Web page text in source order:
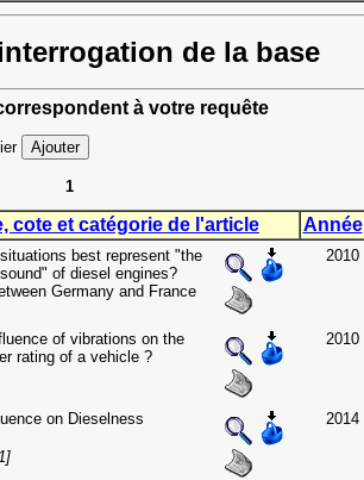
de la base
à votre requête
1
cote et catégorie de l'article Année
best represent "the
of diesel engines?
Germany and France
2010
of vibrations on the
rating of a vehicle ?
2010
on Dieselness
2014